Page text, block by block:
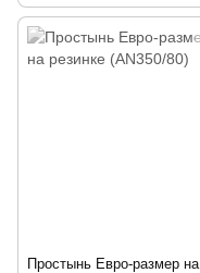
Простынь Евро-размер на